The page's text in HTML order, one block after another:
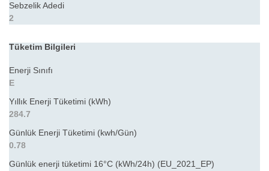
Sebzelik Adedi
2
Tüketim Bilgileri
Enerji Sınıfı
E
Yıllık Enerji Tüketimi (kWh)
284.7
Günlük Enerji Tüketimi (kwh/Gün)
0.78
Günlük enerji tüketimi 16°C (kWh/24h) (EU_2021_EP)